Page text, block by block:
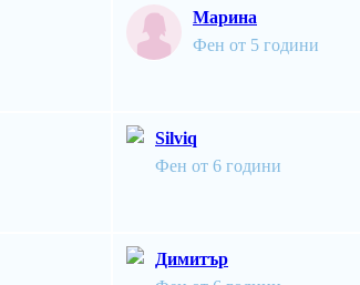
Марина
Фен от 5 години
Silviq
Фен от 6 години
Димитър